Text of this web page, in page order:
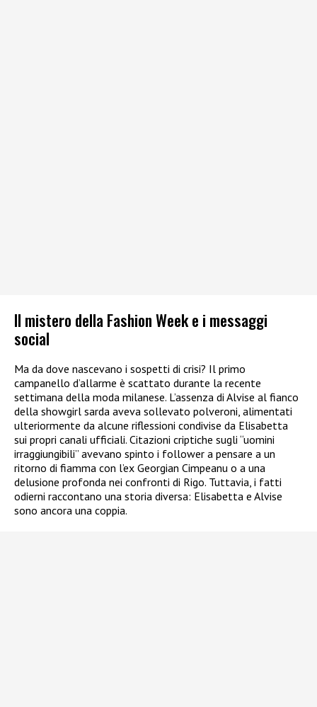
Il mistero della Fashion Week e i messaggi
social
Ma da dove nascevano i sospetti di crisi? Il primo
campanello d’allarme è scattato durante la recente
settimana della moda milanese. L’assenza di Alvise al fianco
della showgirl sarda aveva sollevato polveroni, alimentati
ulteriormente da alcune riflessioni condivise da Elisabetta
sui propri canali ufficiali. Citazioni criptiche sugli “uomini
irraggiungibili” avevano spinto i follower a pensare a un
ritorno di fiamma con l’ex Georgian Cimpeanu o a una
delusione profonda nei confronti di Rigo. Tuttavia, i fatti
odierni raccontano una storia diversa: Elisabetta e Alvise
sono ancora una coppia.